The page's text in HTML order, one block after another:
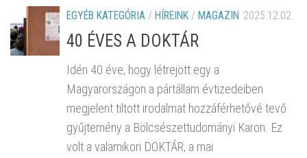
EGYÉB KATEGÓRIA / HÍREINK / MAGAZIN 2025.12.02.
40 ÉVES A DOKTÁR
Idén 40 éve, hogy létrejött egy a
Magyarországon a pártállam évtizedeiben
megjelent tiltott irodalmat hozzáférhetővé tevő
gyűjtemény a Bölcsészettudományi Karon. Ez
volt a valamikori DOKTÁR, a mai